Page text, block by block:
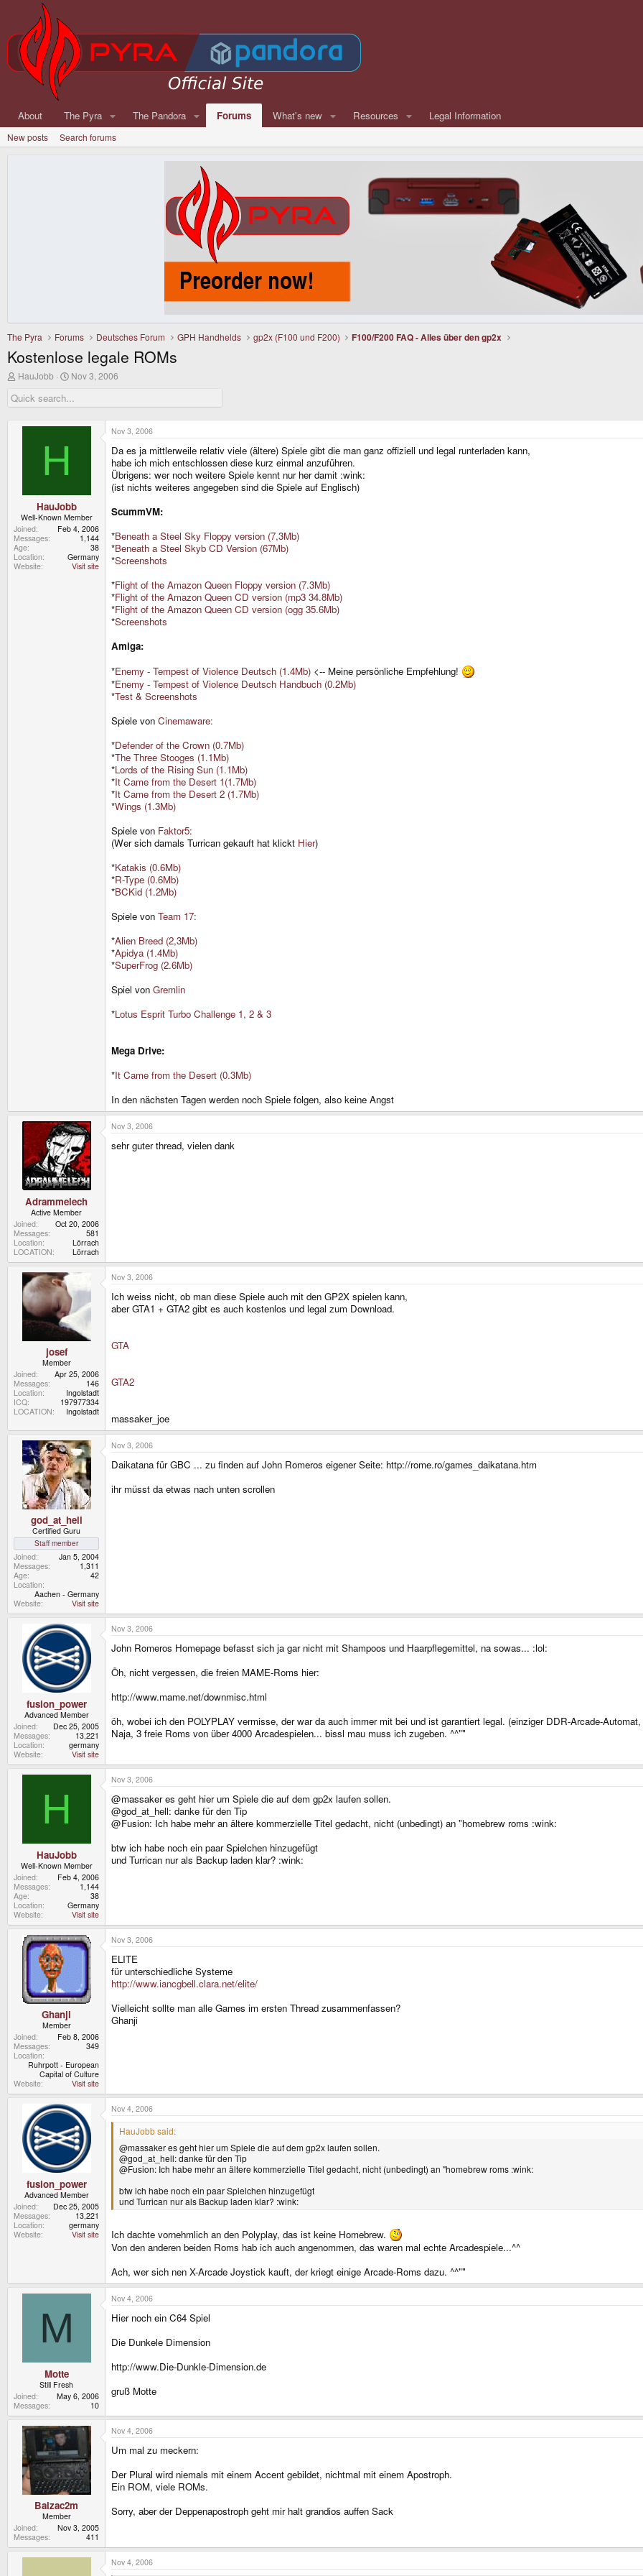
About The Pyra The Pandora Forums What's new Resources Legal Information
New posts Search forums
The Pyra Forums Deutsches Forum GPH Handhelds gp2x (F100 und F200) F100/F200 FAQ - Alles über den gp2x
Kostenlose legale ROMs
T
r
e
HauJobb
S
r
d
Nov 3, 2006
H
HauJobb
Well-Known Member
Joined
Feb 4, 2006
Messages
1,144
Age
38
Location
Germany
Website
Visit site
Nov 3, 2006
Da es ja mittlerweile relativ viele (ältere) Spiele gibt die man ganz offiziell und legal runterladen kann,
habe ich mich entschlossen diese kurz einmal anzuführen.
Übrigens: wer noch weitere Spiele kennt nur her damit :wink:
(ist nichts weiteres angegeben sind die Spiele auf Englisch)
ScummVM:
*Beneath a Steel Sky Floppy version (7,3Mb)
*Beneath a Steel Skyb CD Version (67Mb)
*Screenshots
*Flight of the Amazon Queen Floppy version (7.3Mb)
*Flight of the Amazon Queen CD version (mp3 34.8Mb)
*Flight of the Amazon Queen CD version (ogg 35.6Mb)
*Screenshots
Amiga:
*Enemy - Tempest of Violence Deutsch (1.4Mb) <-- Meine persönliche Empfehlung!
*Enemy - Tempest of Violence Deutsch Handbuch (0.2Mb)
*Test & Screenshots
Spiele von Cinemaware:
*Defender of the Crown (0.7Mb)
*The Three Stooges (1.1Mb)
*Lords of the Rising Sun (1.1Mb)
*It Came from the Desert 1(1.7Mb)
*It Came from the Desert 2 (1.7Mb)
*Wings (1.3Mb)
Spiele von Faktor5:
(Wer sich damals Turrican gekauft hat klickt Hier)
*Katakis (0.6Mb)
*R-Type (0.6Mb)
*BCKid (1.2Mb)
Spiele von Team 17:
*Alien Breed (2,3Mb)
*Apidya (1.4Mb)
*SuperFrog (2.6Mb)
Spiel von Gremlin
*Lotus Esprit Turbo Challenge 1, 2 & 3
Mega Drive:
*It Came from the Desert (0.3Mb)
In den nächsten Tagen werden noch Spiele folgen, also keine Angst
Adrammelech
Active Member
Joined
Oct 20, 2006
Messages
581
Location
Lörrach
LOCATION
Lörrach
Nov 3, 2006
sehr guter thread, vielen dank
josef
Member
Joined
Apr 25, 2006
Messages
146
Location
Ingolstadt
ICQ
197977334
LOCATION
Ingolstadt
Nov 3, 2006
Ich weiss nicht, ob man diese Spiele auch mit den GP2X spielen kann,
aber GTA1 + GTA2 gibt es auch kostenlos und legal zum Download.
GTA
GTA2
massaker_joe
god_at_hell
Certified Guru
Staff member
Joined
Jan 5, 2004
Messages
1,311
Age
42
Location
Aachen - Germany
Website
Visit site
Nov 3, 2006
Daikatana für GBC ... zu finden auf John Romeros eigener Seite: http://rome.ro/games_daikatana.htm
ihr müsst da etwas nach unten scrollen
fusion_power
Advanced Member
Joined
Dec 25, 2005
Messages
13,221
Location
germany
Website
Visit site
Nov 3, 2006
John Romeros Homepage befasst sich ja gar nicht mit Shampoos und Haarpflegemittel, na sowas... :lol:
Öh, nicht vergessen, die freien MAME-Roms hier:
http://www.mame.net/downmisc.html
öh, wobei ich den POLYPLAY vermisse, der war da auch immer mit bei und ist garantiert legal. (einziger DDR-Arcade-
Naja, 3 freie Roms von über 4000 Arcadespielen... bissl mau muss ich zugeben. ^^""
H
HauJobb
Well-Known Member
Joined
Feb 4, 2006
Messages
1,144
Age
38
Location
Germany
Website
Visit site
Nov 3, 2006
@massaker es geht hier um Spiele die auf dem gp2x laufen sollen.
@god_at_hell: danke für den Tip
@Fusion: Ich habe mehr an ältere kommerzielle Titel gedacht, nicht (unbedingt) an "homebrew roms :wink:
btw ich habe noch ein paar Spielchen hinzugefügt
und Turrican nur als Backup laden klar? :wink:
Ghanji
Member
Joined
Feb 8, 2006
Messages
349
Location
Ruhrpott - European
Capital of Culture
Website
Visit site
Nov 3, 2006
ELITE
für unterschiedliche Systeme
http://www.iancgbell.clara.net/elite/
Vielleicht sollte man alle Games im ersten Thread zusammenfassen?
Ghanji
fusion_power
Advanced Member
Joined
Dec 25, 2005
Messages
13,221
Location
germany
Website
Visit site
Nov 4, 2006
HauJobb said:
@massaker es geht hier um Spiele die auf dem gp2x laufen sollen.
@god_at_hell: danke für den Tip
@Fusion: Ich habe mehr an ältere kommerzielle Titel gedacht, nicht (unbedingt) an "homebrew roms :wink:
btw ich habe noch ein paar Spielchen hinzugefügt
und Turrican nur als Backup laden klar? :wink:
Ich dachte vornehmlich an den Polyplay, das ist keine Homebrew.
Von den anderen beiden Roms hab ich auch angenommen, das waren mal echte Arcadespiele...^^
Ach, wer sich nen X-Arcade Joystick kauft, der kriegt einige Arcade-Roms dazu. ^^""
M
Motte
Still Fresh
Joined
May 6, 2006
Messages
10
Nov 4, 2006
Hier noch ein C64 Spiel
Die Dunkele Dimension
http://www.Die-Dunkle-Dimension.de
gruß Motte
Balzac2m
Member
Joined
Nov 3, 2005
Messages
411
Nov 4, 2006
Um mal zu meckern:
Der Plural wird niemals mit einem Accent gebildet, nichtmal mit einem Apostroph.
Ein ROM, viele ROMs.
Sorry, aber der Deppenapostroph geht mir halt grandios auffen Sack
Nov 4, 2006